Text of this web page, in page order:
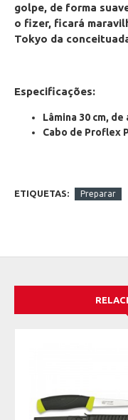
golpe, de forma
o fizer, ficará
Tokyo da
Especificações:
Lâmina 30 cm, de
Cabo de Proflex
ETIQUETAS: Preparar